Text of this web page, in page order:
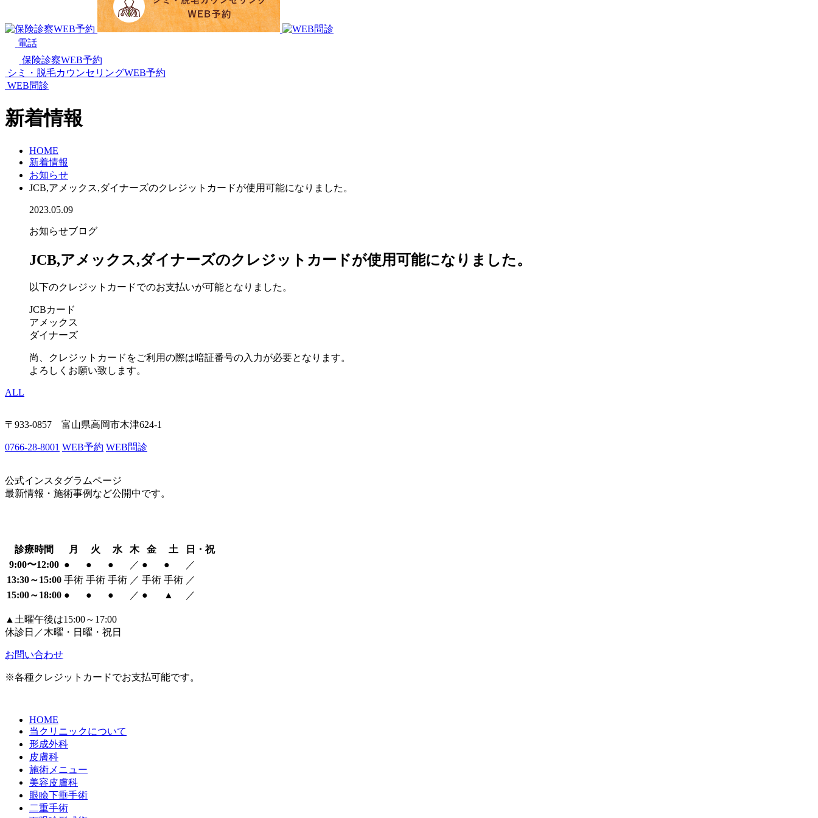
電話
保険診察WEB予約
シミ・脱毛カウンセリングWEB予約
WEB問診
新着情報
HOME
新着情報
お知らせ
JCB,アメックス,ダイナーズのクレジットカードが使用可能になりました。
2023.05.09
お知らせブログ
JCB,アメックス,ダイナーズのクレジットカードが使用可能になりました。
以下のクレジットカードでのお支払いが可能となりました。
JCBカード
アメックス
ダイナーズ
尚、クレジットカードをご利用の際は暗証番号の入力が必要となります。
よろしくお願い致します。
ALL
〒933-0857 富山県高岡市木津624-1
0766-28-8001 WEB予約 WEB問診
公式インスタグラムページ
最新情報・施術事例など公開中です。
診療時間 月 火 水 木 金 土
日・祝
9:00〜12:00 ● ● ● ／ ● ●
／
13:30～15:00 手術 手術 手術 ／ 手術 手術 ／
15:00～18:00 ● ● ● ／ ● ▲ ／
▲土曜午後は15:00～17:00
休診日／木曜・日曜・祝日
お問い合わせ
※各種クレジットカードでお支払可能です。
HOME
当クリニックについて
形成外科
皮膚科
施術メニュー
美容皮膚科
眼瞼下垂手術
二重手術